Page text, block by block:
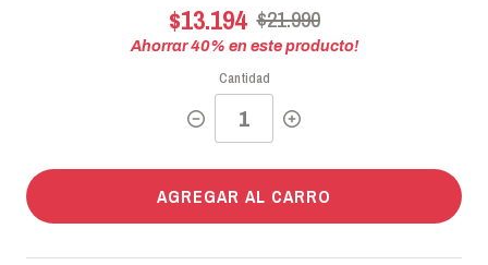
$13.194 $21.990
Ahorrar40% en este producto!
Cantidad
AGREGAR AL CARRO